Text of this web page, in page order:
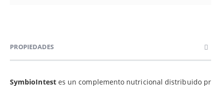
PROPIEDADES
SymbioIntest es un complemento nutricional distribuido pr